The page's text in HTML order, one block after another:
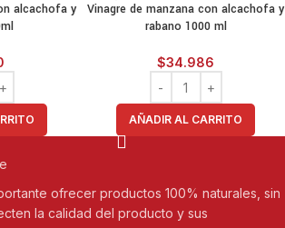
alcachofa y
Vinagre de manzana con alcachofa y
rabano 1000 ml
$34.986
AÑADIR AL CARRITO
ofrecer productos 100% naturales, sin
la calidad del producto y sus